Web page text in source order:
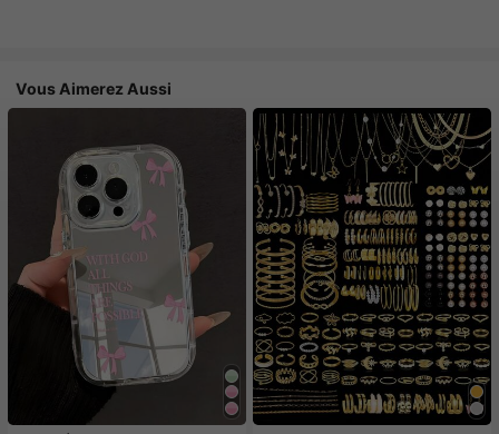
Vous Aimerez Aussi